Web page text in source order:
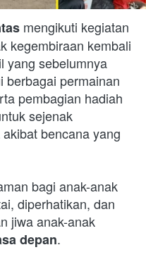
mengikuti kegiatan
kegembiraan kembali
yang sebelumnya
berbagai permainan
pembagian hadiah
sejenak
bencana yang
bagi anak-anak
diperhatikan, dan
jiwa anak-anak
depan.